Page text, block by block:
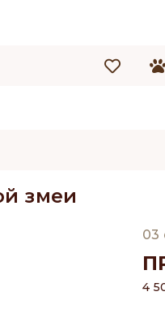
змеи
03
4